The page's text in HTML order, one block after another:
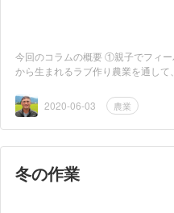
今回のコラムの概要 ①親子でフィ
から生まれるラブ作り農業を通し
2020-06-03 農業
冬の作業